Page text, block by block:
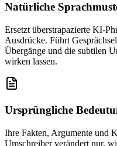
Natürliche
Ersetzt überstrapazierte KI-
Ausdrücke. Führt
Übergänge und die subtilen
wirken lassen.
Ursprüngliche
Ihre Fakten, Argumente und
Umschreiber verändert nur,